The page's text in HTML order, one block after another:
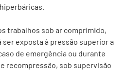
trabalhos sob ar comprimido,
exposta à pressão superior a
de emergência ou durante
recompressão, sob supervisão